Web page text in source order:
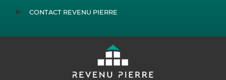
CONTACT REVENU PIERRE